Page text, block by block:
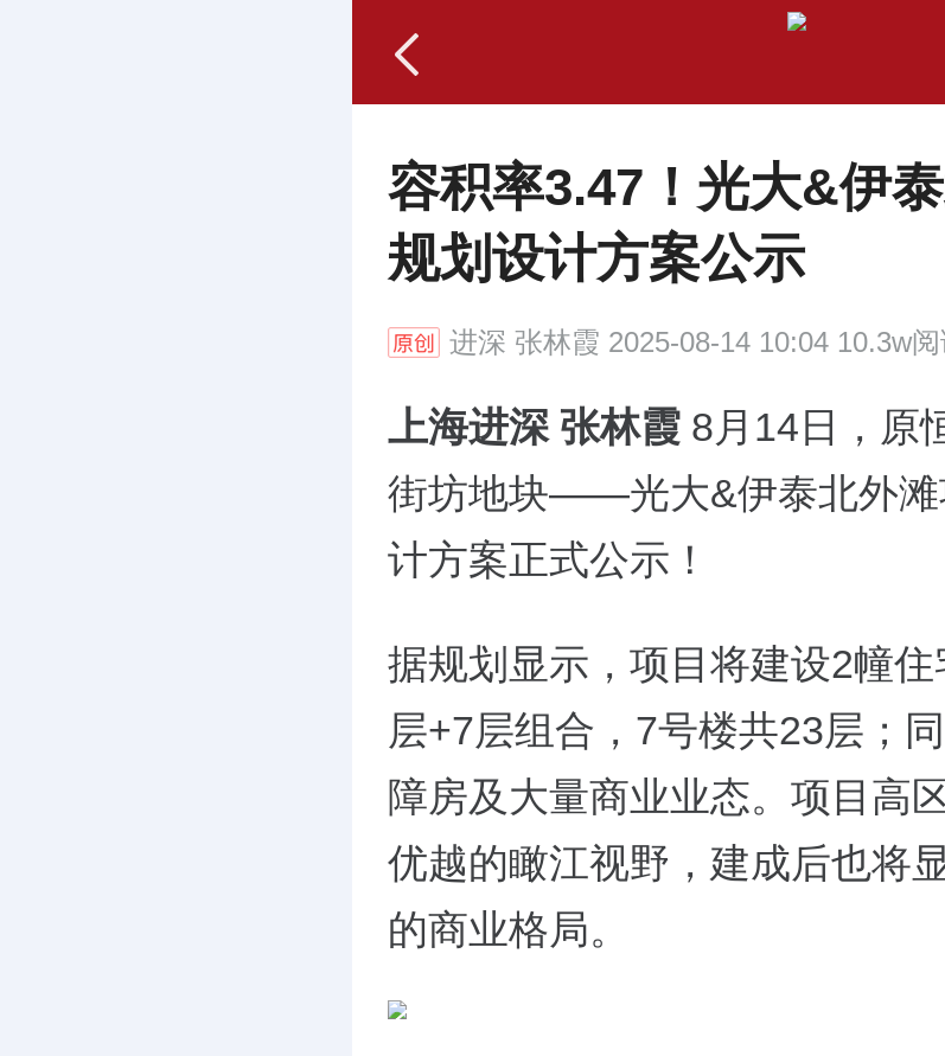
容积率3.47！光大&伊
规划设计方案公示
进深 张林霞 2025-08-14 10:04 10.3w
上海进深 张林霞 8月14日，原
街坊地块——光大&伊泰北外滩
计方案正式公示！
据规划显示，项目将建设2幢
层+7层组合，7号楼共23层；
障房及大量商业业态。项目高
优越的瞰江视野，建成后也将
的商业格局。